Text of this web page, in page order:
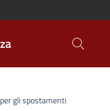
gli spostamenti